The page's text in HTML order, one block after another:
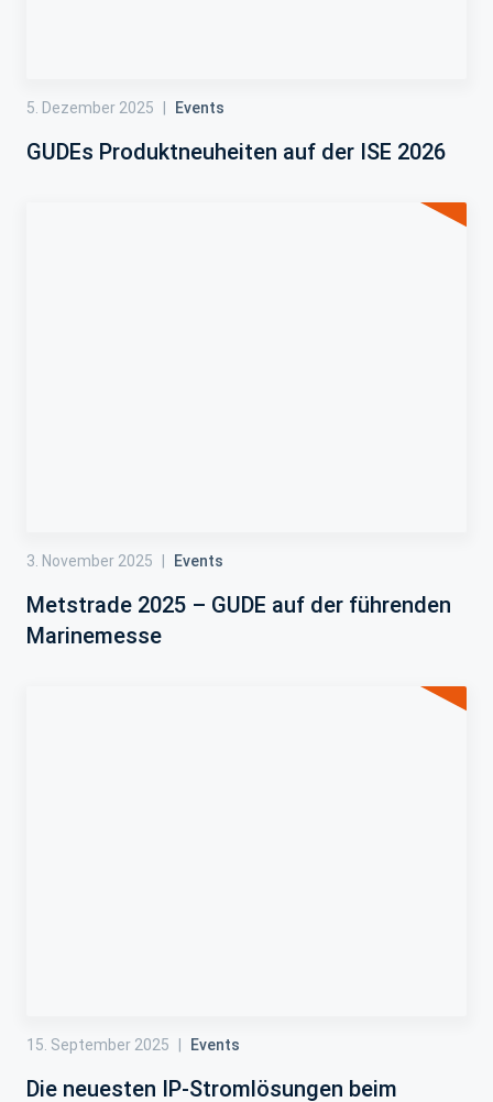
5. Dezember 2025 Events
GUDEs Produktneuheiten auf der ISE 2026
3. November 2025 Events
Metstrade 2025 – GUDE auf der führenden
Marinemesse
15. September 2025 Events
Die neuesten IP-Stromlösungen beim